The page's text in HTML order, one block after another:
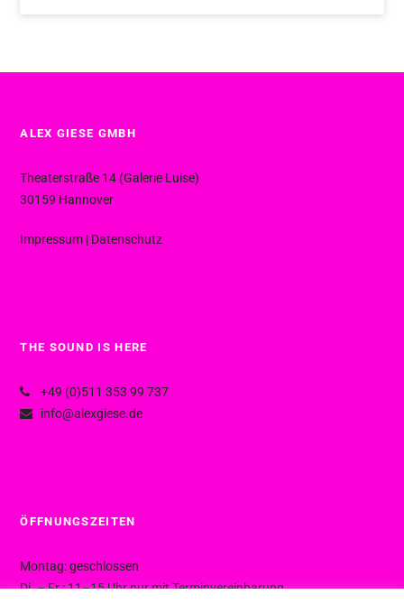
ALEX GIESE GMBH
Theaterstraße 14 (Galerie Luise)
30159 Hannover
Impressum | Datenschutz
THE SOUND IS HERE
+49 (0)511 353 99 737
info@alexgiese.de
ÖFFNUNGSZEITEN
Montag: geschlossen
Di. – Fr.: 11–15 Uhr nur mit Terminvereinbarung